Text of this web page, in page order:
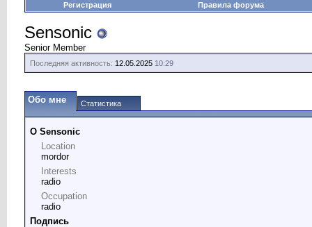
Регистрация Правила форума
Sensonic
Senior Member
Последняя активность: 12.05.2025 10:29
Обо мне Статистика
О Sensonic
Location
mordor
Interests
radio
Occupation
radio
Подпись